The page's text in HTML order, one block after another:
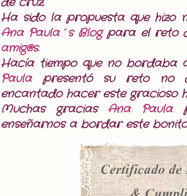
Ha sido la propuesta que hizo
Ana Paula´s Blogpara el reto
amig@s.
Hacía tiempo que no bordaba
Paulapresentó su reto no
encantado hacer este gracioso
Muchas gracias Ana Paula
enseñarnos a bordar este